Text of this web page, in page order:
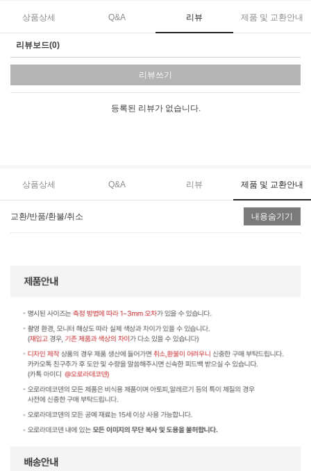
상품상세 Q&A 리뷰 제품 및 교환안내
리뷰보드(0)
리뷰쓰기
등록된 리뷰가 없습니다.
상품상세 Q&A 리뷰 제품 및 교환안내
교환/반품/환불/취소 내용숨기기